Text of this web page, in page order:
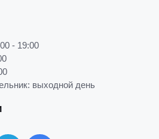
- 19:00
выходной день